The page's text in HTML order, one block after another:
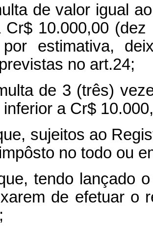
de valor igual
Cr$ 10.000,00
por estimativa,
no art.24;
de 3 (três)
inferior a Cr$
sujeitos ao
no todo ou
tendo lançado
de efetuar o